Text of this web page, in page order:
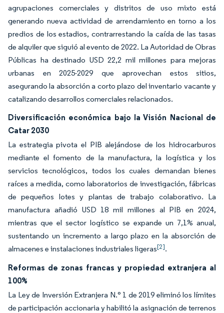
agrupaciones comerciales y distritos de uso mixto está
generando nueva actividad de arrendamiento en torno a los
predios de los estadios, contrarrestando la caída de las tasas
de alquiler que siguió al evento de 2022. La Autoridad de Obras
Públicas ha destinado USD 22,2 mil millones para mejoras
urbanas en 2025-2029 que aprovechan estos sitios,
asegurando la absorción a corto plazo del inventario vacante y
catalizando desarrollos comerciales relacionados.
Diversificación económica bajo la Visión Nacional de
Catar 2030
La estrategia pivota el PIB alejándose de los hidrocarburos
mediante el fomento de la manufactura, la logística y los
servicios tecnológicos, todos los cuales demandan bienes
raíces a medida, como laboratorios de investigación, fábricas
de pequeños lotes y plantas de trabajo colaborativo. La
manufactura añadió USD 18 mil millones al PIB en 2024,
mientras que el sector logístico se expande un 7,1% anual,
sustentando un incremento a largo plazo en la absorción de
almacenes e instalaciones industriales ligeras[2].
Reformas de zonas francas y propiedad extranjera al
100%
La Ley de Inversión Extranjera N.° 1 de 2019 eliminó los límites
de participación accionaria y habilitó la asignación de terrenos